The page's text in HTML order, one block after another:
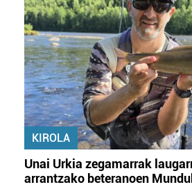
KIROLA
Unai Urkia zegamarrak
arrantzako beteranoen